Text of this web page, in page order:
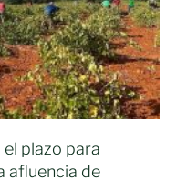
el plazo para
afluencia de